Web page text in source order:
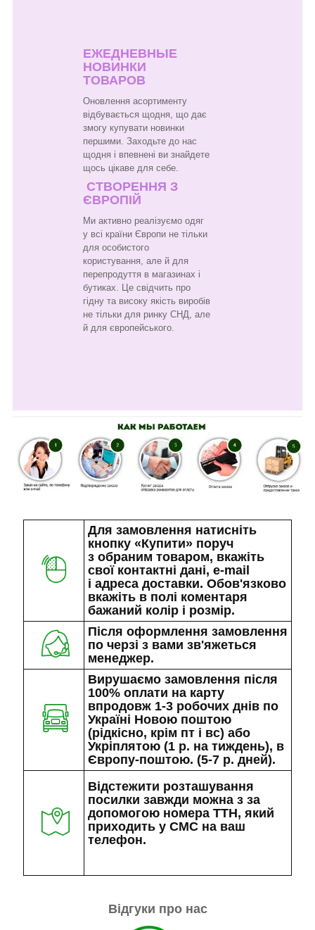
ЕЖЕДНЕВНЫЕ
НОВИНКИ
ТОВАРОВ
Оновлення асортименту
відбувається щодня, що дає
змогу купувати новинки
першими. Заходьте до нас
щодня і впевнені ви знайдете
щось цікаве для себе.
СТВОРЕННЯ З
ЄВРОПІЙ
Ми активно реалізуємо одяг
у всі країни Європи не тільки
для особистого
користування, але й для
перепродуття в магазинах і
бутиках. Це свідчить про
гідну та високу якість виробів
не тільки для ринку СНД, але
й для європейського.
Для замовлення натисніть
кнопку «Купити» поруч
з обраним товаром, вкажіть
свої контактні дані, e-mail
і адреса доставки. Обов'язково
вкажіть в полі коментаря
бажаний колір і розмір.
Після оформлення замовлення
по черзі з вами зв'яжеться
менеджер.
Вирушаємо замовлення після
100% оплати на карту
впродовж 1-3 робочих днів по
Україні Новою поштою
(рідкісно, крім пт і вс) або
Укріплятою (1 р. на тиждень), в
Європу-поштою. (5-7 р. дней).
Відстежити розташування
посилки завжди можна з за
допомогою номера ТТН, який
приходить у СМС на ваш
телефон.
Відгуки про нас